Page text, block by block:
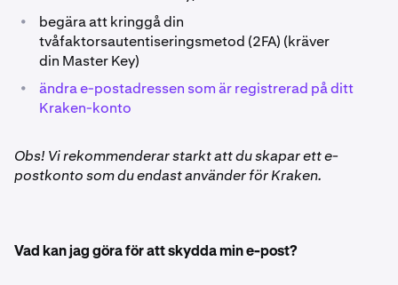
•
begära att kringgå din
tvåfaktorsautentiseringsmetod (2FA) (kräver
din Master Key)
•
ändra e-postadressen som är registrerad på ditt
Kraken-konto
Obs! Vi rekommenderar starkt att du skapar ett e-
postkonto som du endast använder för Kraken.
Vad kan jag göra för att skydda min e-post?